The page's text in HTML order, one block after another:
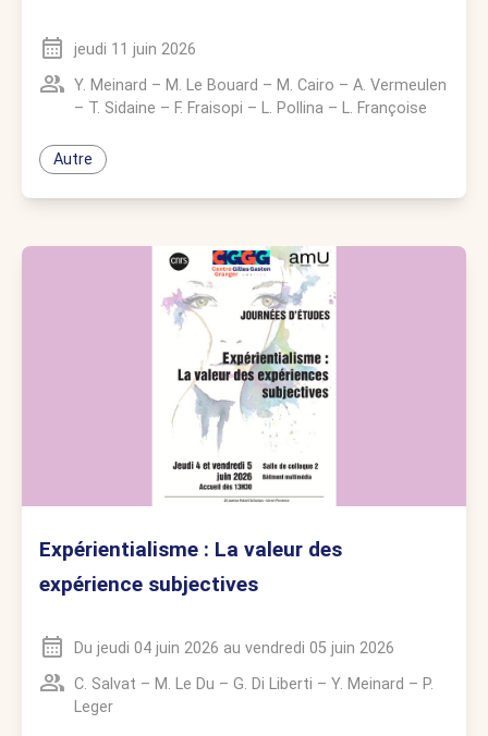
jeudi 11 juin 2026
Y. Meinard – M. Le Bouard – M. Cairo – A. Vermeulen
– T. Sidaine – F. Fraisopi – L. Pollina – L. Françoise
Autre
Expérientialisme : La valeur des
expérience subjectives
Du jeudi 04 juin 2026 au vendredi 05 juin 2026
C. Salvat – M. Le Du – G. Di Liberti – Y. Meinard – P.
Leger